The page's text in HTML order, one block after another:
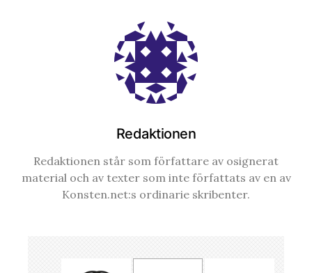
Redaktionen
Redaktionen står som författare av osignerat
material och av texter som inte författats av en av
Konsten.net:s ordinarie skribenter.